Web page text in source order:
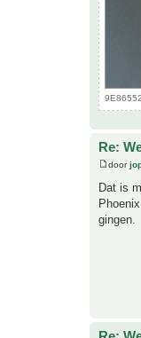
Re:
door
Dat is
gingen.